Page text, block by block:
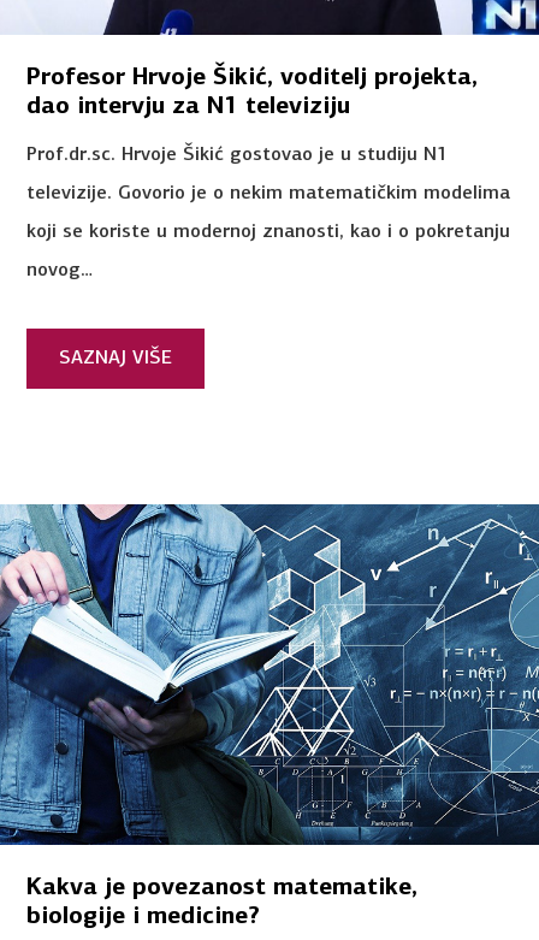
Profesor Hrvoje Šikić, voditelj projekta,
dao intervju za N1 televiziju
Prof.dr.sc. Hrvoje Šikić gostovao je u studiju N1
televizije. Govorio je o nekim matematičkim modelima
koji se koriste u modernoj znanosti, kao i o pokretanju
novog…
SAZNAJ VIŠE
Kakva je povezanost matematike,
biologije i medicine?